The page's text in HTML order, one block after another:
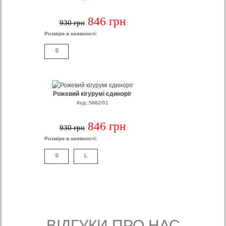
930 грн 846 грн
Розміри в наявності:
S
Рожевий кігурумі єдиноріг
Код: 5662/01
930 грн 846 грн
Розміри в наявності:
S L